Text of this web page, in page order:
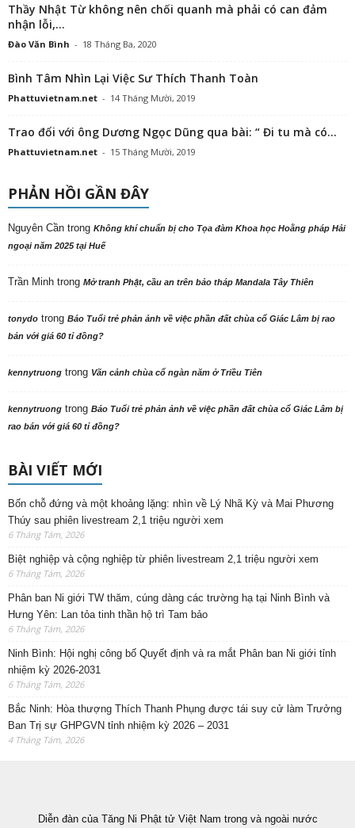
Thầy Nhật Từ không nên chối quanh mà phải có can đảm
nhận lỗi,...
Đào Văn Bình - 18 Tháng Ba, 2020
Bình Tâm Nhìn Lại Việc Sư Thích Thanh Toàn
Phattuvietnam.net - 14 Tháng Mười, 2019
Trao đổi với ông Dương Ngọc Dũng qua bài: “ Đi tu mà có...
Phattuvietnam.net - 15 Tháng Mười, 2019
PHẢN HỒI GẦN ĐÂY
Nguyên Cần trong Không khí chuẩn bị cho Tọa đàm Khoa học Hoằng pháp Hải
ngoại năm 2025 tại Huế
Trần Minh trong Mở tranh Phật, cầu an trên bảo tháp Mandala Tây Thiên
tonydo trong Báo Tuổi trẻ phản ảnh về việc phần đất chùa cổ Giác Lâm bị rao
bán với giá 60 tỉ đồng?
kennytruong trong Vãn cảnh chùa cổ ngàn năm ở Triều Tiên
kennytruong trong Báo Tuổi trẻ phản ảnh về việc phần đất chùa cổ Giác Lâm bị
rao bán với giá 60 tỉ đồng?
BÀI VIẾT MỚI
Bốn chỗ đứng và một khoảng lặng: nhìn về Lý Nhã Kỳ và Mai Phương
Thúy sau phiên livestream 2,1 triệu người xem
6 Tháng Tám, 2026
Biệt nghiệp và cộng nghiệp từ phiên livestream 2,1 triệu người xem
6 Tháng Tám, 2026
Phân ban Ni giới TW thăm, cúng dàng các trường hạ tại Ninh Bình và
Hưng Yên: Lan tỏa tinh thần hộ trì Tam bảo
6 Tháng Tám, 2026
Ninh Bình: Hội nghị công bố Quyết định và ra mắt Phân ban Ni giới tỉnh
nhiệm kỳ 2026-2031
6 Tháng Tám, 2026
Bắc Ninh: Hòa thượng Thích Thanh Phụng được tái suy cử làm Trưởng
Ban Trị sự GHPGVN tỉnh nhiệm kỳ 2026 – 2031
4 Tháng Tám, 2026
Diễn đàn của Tăng Ni Phật tử Việt Nam trong và ngoài nước